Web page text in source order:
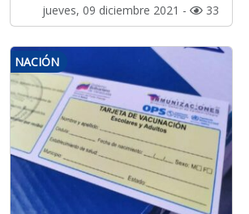
jueves, 09 diciembre 2021 - 33
NACIÓN